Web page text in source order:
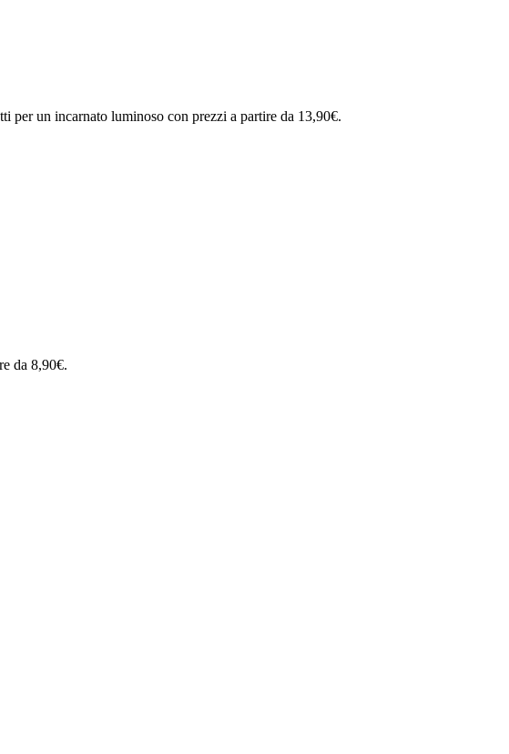
per un incarnato luminoso con prezzi a partire da 13,90€.
da 8,90€.